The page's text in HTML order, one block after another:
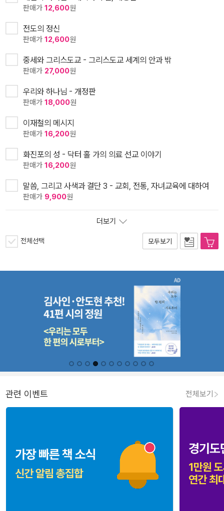
판매가 12,600원
전도의 정신
판매가 12,600원
중세와 그리스도교 - 그리스도교 세계의 안과 밖
판매가 27,000원
우리와 하나님 - 개정판
판매가 18,000원
이재철의 메시지
판매가 16,200원
화진포의 성 - 닥터 홀 가의 의료 선교 이야기
판매가 16,200원
말씀, 그리고 사색과 결단 3 - 교회, 전통, 자녀교육에 대하여
판매가 9,900원
더보기
전체선택 모두보기
관련 이벤트 전체보기